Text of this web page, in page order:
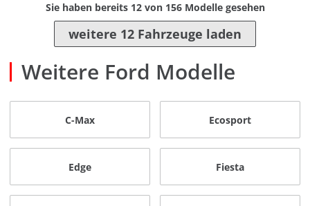
Sie haben bereits 12von 156Modelle gesehen
weitere 12 Fahrzeuge laden
Weitere Ford Modelle
C-Max Ecosport
Edge Fiesta